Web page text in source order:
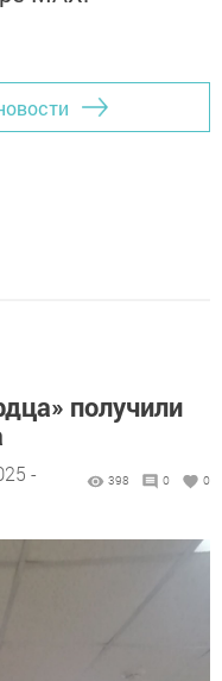
получили
-
398 0 0